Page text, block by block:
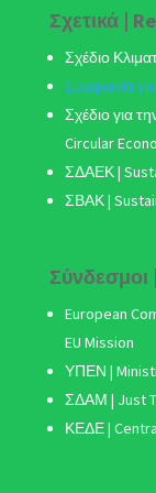
Σχετικά |
Σχέδιο
Συμφωνία
Σχέδιο για
Circular
ΣΔΑΕΚ |
ΣΒΑΚ|
Σύνδεσμοι
European
EU Mission
ΥΠΕΝ |
ΣΔΑΜ | Just
ΚΕΔΕ |